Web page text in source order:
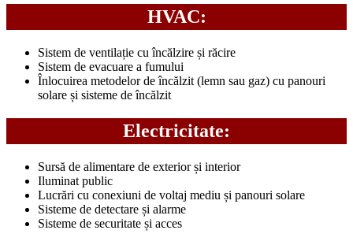
HVAC:
Sistem de ventilație cu încălzire și răcire
Sistem de evacuare a fumului
Înlocuirea metodelor de încălzit (lemn sau gaz) cu panouri
solare și sisteme de încălzit
Electricitate:
Sursă de alimentare de exterior și interior
Iluminat public
Lucrări cu conexiuni de voltaj mediu și panouri solare
Sisteme de detectare și alarme
Sisteme de securitate și acces